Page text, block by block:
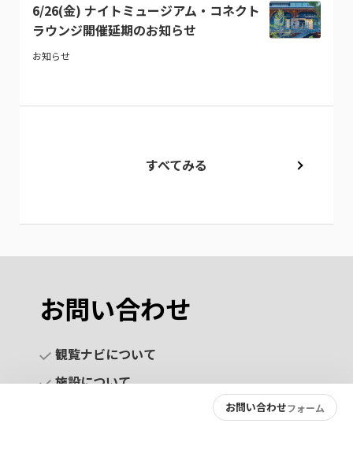
お問い合わせフォーム
6/26(金) ナイトミュージアム・コネクト
ラウンジ開催延期のお知らせ
お知らせ
すべてみる
お問い合わせ
観覧ナビについて
施設について